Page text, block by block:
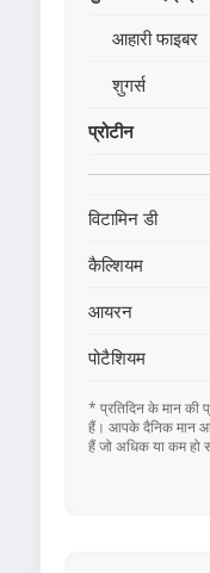
आहारी फाइबर
शुगर्स
प्रोटीन
विटामिन डी
कैल्शियम
आयरन
पोटैशियम
* प्रतिदिन के मान की
हैं। आपके दैनिक मान
हैं जो अधिक या कम हो